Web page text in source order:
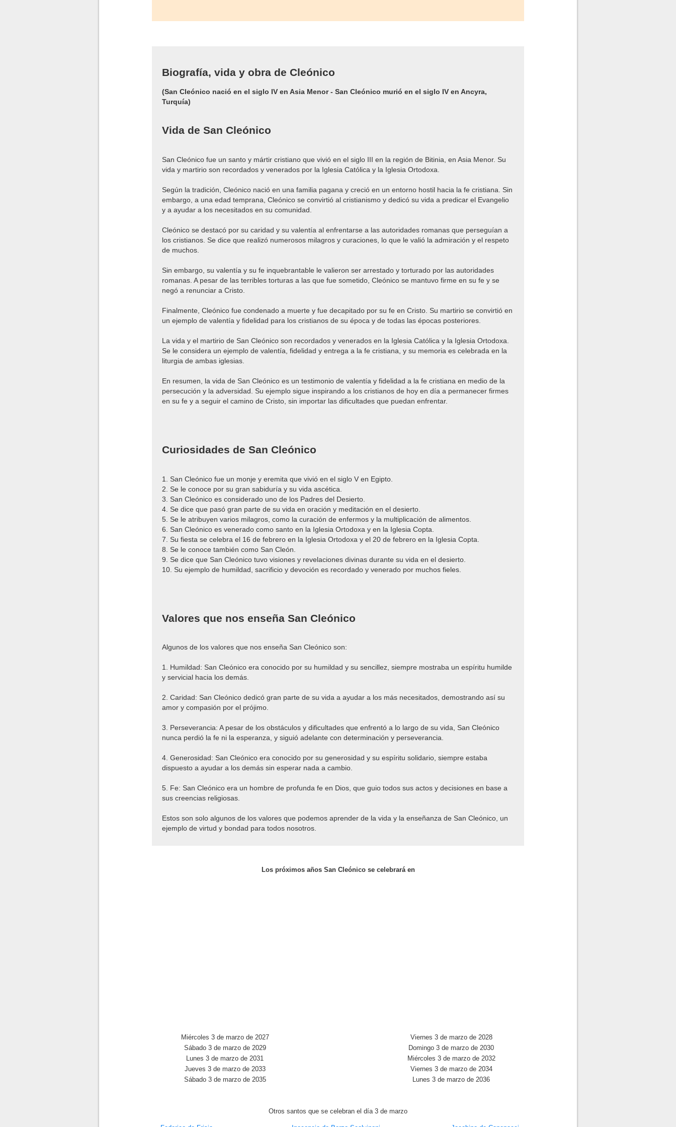
Biografía, vida y obra de Cleónico
(San Cleónico nació en el siglo IV en Asia Menor - San Cleónico murió en el siglo IV en Ancyra,
Turquía)
Vida de San Cleónico
San Cleónico fue un santo y mártir cristiano que vivió en el siglo III en la región de Bitinia, en Asia Menor. Su
vida y martirio son recordados y venerados por la Iglesia Católica y la Iglesia Ortodoxa.
Según la tradición, Cleónico nació en una familia pagana y creció en un entorno hostil hacia la fe cristiana. Sin
embargo, a una edad temprana, Cleónico se convirtió al cristianismo y dedicó su vida a predicar el Evangelio
y a ayudar a los necesitados en su comunidad.
Cleónico se destacó por su caridad y su valentía al enfrentarse a las autoridades romanas que perseguían a
los cristianos. Se dice que realizó numerosos milagros y curaciones, lo que le valió la admiración y el respeto
de muchos.
Sin embargo, su valentía y su fe inquebrantable le valieron ser arrestado y torturado por las autoridades
romanas. A pesar de las terribles torturas a las que fue sometido, Cleónico se mantuvo firme en su fe y se
negó a renunciar a Cristo.
Finalmente, Cleónico fue condenado a muerte y fue decapitado por su fe en Cristo. Su martirio se convirtió en
un ejemplo de valentía y fidelidad para los cristianos de su época y de todas las épocas posteriores.
La vida y el martirio de San Cleónico son recordados y venerados en la Iglesia Católica y la Iglesia Ortodoxa.
Se le considera un ejemplo de valentía, fidelidad y entrega a la fe cristiana, y su memoria es celebrada en la
liturgia de ambas iglesias.
En resumen, la vida de San Cleónico es un testimonio de valentía y fidelidad a la fe cristiana en medio de la
persecución y la adversidad. Su ejemplo sigue inspirando a los cristianos de hoy en día a permanecer firmes
en su fe y a seguir el camino de Cristo, sin importar las dificultades que puedan enfrentar.
Curiosidades de San Cleónico
1. San Cleónico fue un monje y eremita que vivió en el siglo V en Egipto.
2. Se le conoce por su gran sabiduría y su vida ascética.
3. San Cleónico es considerado uno de los Padres del Desierto.
4. Se dice que pasó gran parte de su vida en oración y meditación en el desierto.
5. Se le atribuyen varios milagros, como la curación de enfermos y la multiplicación de alimentos.
6. San Cleónico es venerado como santo en la Iglesia Ortodoxa y en la Iglesia Copta.
7. Su fiesta se celebra el 16 de febrero en la Iglesia Ortodoxa y el 20 de febrero en la Iglesia Copta.
8. Se le conoce también como San Cleón.
9. Se dice que San Cleónico tuvo visiones y revelaciones divinas durante su vida en el desierto.
10. Su ejemplo de humildad, sacrificio y devoción es recordado y venerado por muchos fieles.
Valores que nos enseña San Cleónico
Algunos de los valores que nos enseña San Cleónico son:
1. Humildad: San Cleónico era conocido por su humildad y su sencillez, siempre mostraba un espíritu humilde
y servicial hacia los demás.
2. Caridad: San Cleónico dedicó gran parte de su vida a ayudar a los más necesitados, demostrando así su
amor y compasión por el prójimo.
3. Perseverancia: A pesar de los obstáculos y dificultades que enfrentó a lo largo de su vida, San Cleónico
nunca perdió la fe ni la esperanza, y siguió adelante con determinación y perseverancia.
4. Generosidad: San Cleónico era conocido por su generosidad y su espíritu solidario, siempre estaba
dispuesto a ayudar a los demás sin esperar nada a cambio.
5. Fe: San Cleónico era un hombre de profunda fe en Dios, que guio todos sus actos y decisiones en base a
sus creencias religiosas.
Estos son solo algunos de los valores que podemos aprender de la vida y la enseñanza de San Cleónico, un
ejemplo de virtud y bondad para todos nosotros.
Los próximos años San Cleónico se celebrará en
Miércoles 3 de marzo de 2027
Viernes 3 de marzo de 2028
Sábado 3 de marzo de 2029
Domingo 3 de marzo de 2030
Lunes 3 de marzo de 2031
Miércoles 3 de marzo de 2032
Jueves 3 de marzo de 2033
Viernes 3 de marzo de 2034
Sábado 3 de marzo de 2035
Lunes 3 de marzo de 2036
Otros santos que se celebran el día 3 de marzo